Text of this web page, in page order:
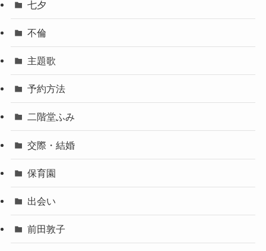
七夕
不倫
主題歌
予約方法
二階堂ふみ
交際・結婚
保育園
出会い
前田敦子